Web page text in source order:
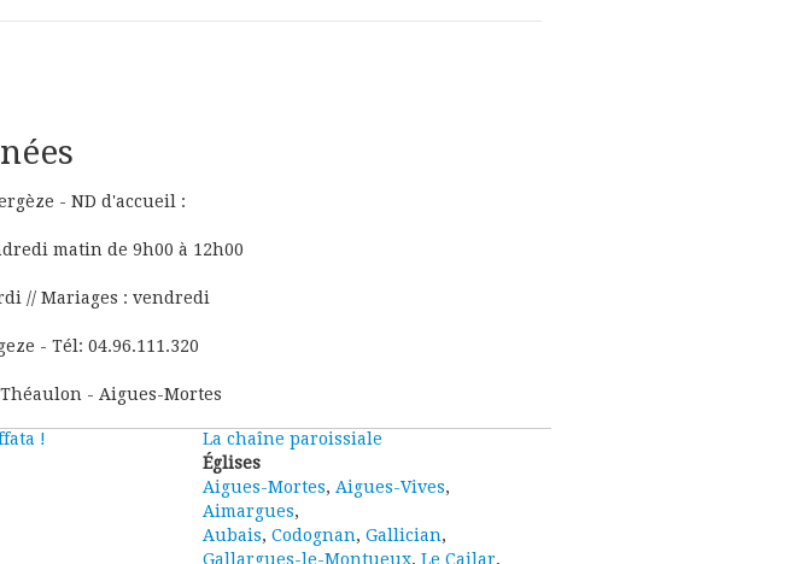
- ND d'accueil :
matin de 9h00 à 12h00
// Mariages : vendredi
- Tél: 04.96.111.320
- Aigues-Mortes
!
La chaîne paroissiale
Églises
Aigues-Mortes, Aigues-Vives,
Aimargues,
Aubais, Codognan, Gallician,
Gallargues-le-Montueux, Le Cailar,